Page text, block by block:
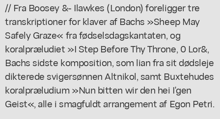
// Fra Boosey &- Ilawkes (London) foreligger tre
transkriptioner for klaver af Bachs »Sheep May
Safely Graze« fra fødselsdagskantaten, og
koralpræludiet »I Step Before Thy Throne, 0 Lor&,
Bachs sidste komposition, som lian fra sit dødsleje
dikterede svigersønnen Altnikol, samt Buxtehudes
koralpræludium »Nun bitten wir den hei I'gen
Geist«, alle i smagfuldt arrangement af Egon Petri.